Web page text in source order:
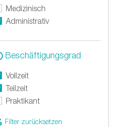
Medizinisch
Administrativ
Beschäftigungsgrad
Vollzeit
Teilzeit
Praktikant
Filter zurücksetzen